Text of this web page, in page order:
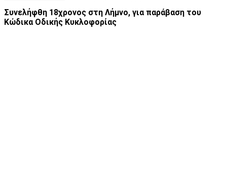
Συνελήφθη 18χρονος στη Λήμνο, για παράβαση του
Κώδικα Οδικής Κυκλοφορίας